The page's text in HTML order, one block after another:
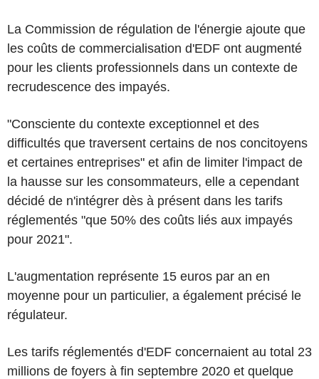
La Commission de régulation de l'énergie ajoute que
les coûts de commercialisation d'EDF ont augmenté
pour les clients professionnels dans un contexte de
recrudescence des impayés.
"Consciente du contexte exceptionnel et des
difficultés que traversent certains de nos concitoyens
et certaines entreprises" et afin de limiter l'impact de
la hausse sur les consommateurs, elle a cependant
décidé de n'intégrer dès à présent dans les tarifs
réglementés "que 50% des coûts liés aux impayés
pour 2021".
L'augmentation représente 15 euros par an en
moyenne pour un particulier, a également précisé le
régulateur.
Les tarifs réglementés d'EDF concernaient au total 23
millions de foyers à fin septembre 2020 et quelque